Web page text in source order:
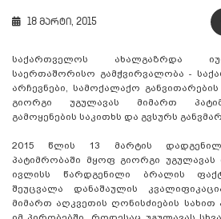
18 მარტი, 2015
საქართველოს ახალგაზრდა
საერთაშორისო გამჭვირვალობა -
არჩევნები, სამოქალაქო
გიორგი უგულავას მიმართ
გამოყენების საკითხს და გვსურს
2015 წლის 13 მარტის
პატიმრობაში მყოფ გიორგი უგულავას
ივლისს წარდგენილი ბრალის
შეუცვალა დანაშაულის
მიმართ აღკვეთის ღონისძიების